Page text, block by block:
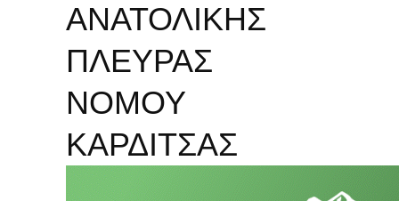
ΑΝΑΤΟΛΙΚΗΣ
ΠΛΕΥΡΑΣ
ΝΟΜΟΥ
ΚΑΡΔΙΤΣΑΣ